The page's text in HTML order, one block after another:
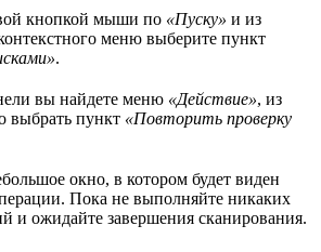
кнопкой мыши по «Пуску» и из
меню выберите пункт
.
вы найдете меню «Действие», из
выбрать пункт «Повторить проверку
окно, в котором будет виден
Пока не выполняйте никаких
и ожидайте завершения сканирования.